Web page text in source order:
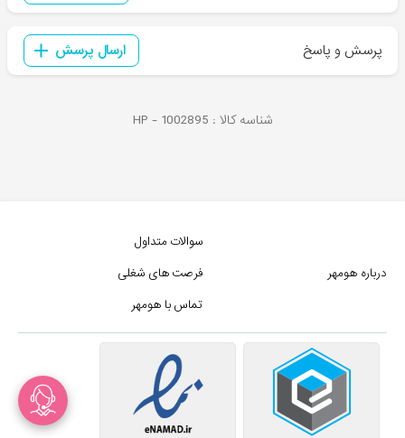
پرسش و پاسخ ارسال پرسش
شناسه کالا : HP - 1002895
درباره هومهر
سوالات متداول
فرصت های شغلی
تماس با هومهر